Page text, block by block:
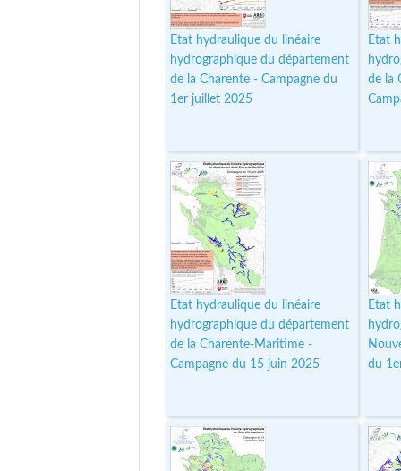
Etat hydraulique du linéaire
hydrographique du département
de la Charente - Campagne du
1er juillet 2025
Etat
de la
Etat hydraulique du linéaire
hydrographique du département
de la Charente-Maritime -
Campagne du 15 juin 2025
Etat
du